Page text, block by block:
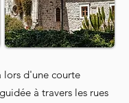
lors d'une courte
à travers les rues